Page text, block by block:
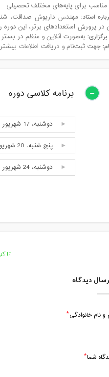
مناسب برای پایه‌های مختلف تحصیلی
استاد:مهندس داریوش صداقت،
پرورش استعدادهای برتر، این
به‌صورت آنلاین و منظم در بستر
جهت ثبت‌نام و دریافت اطلاعات
برنامه کلاسی دوره
دوشنبه، 17 شهریور 1404 / ساعت: 18:00 - 19:00
پنج شنبه، 20 شهریور 1404 / ساعت: 18:00 - 19:00
دوشنبه، 24 شهریور 1404 / ساعت: 18:00 - 19:00
تا
دیدگاه
و نام خانوادگی
شما